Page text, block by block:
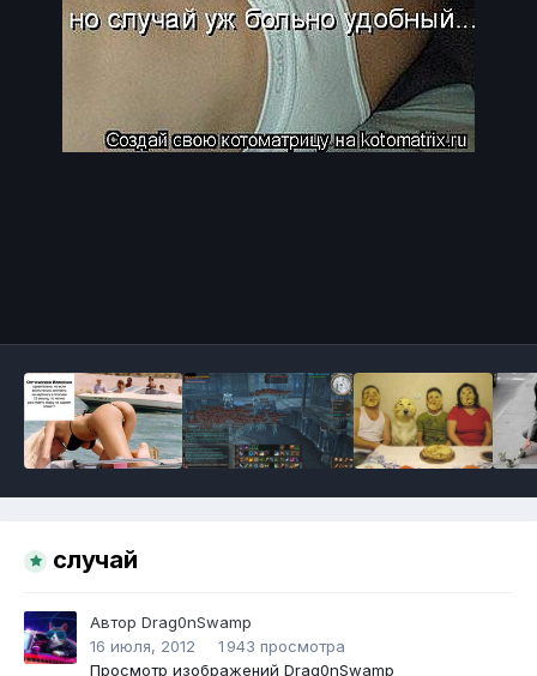
случай
Автор Drag0nSwamp
16 июля, 2012
1 943 просмотра
Просмотр изображений Drag0nSwamp